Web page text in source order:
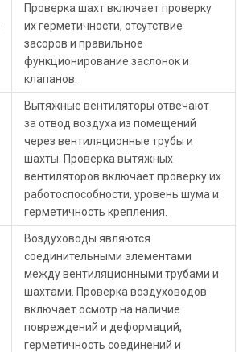
Проверка шахт включает проверку
их герметичности, отсутствие
засоров и правильное
функционирование заслонок и
клапанов.
Вытяжные вентиляторы отвечают
за отвод воздуха из помещений
через вентиляционные трубы и
шахты. Проверка вытяжных
вентиляторов включает проверку их
работоспособности, уровень шума и
герметичность крепления.
Воздуховоды являются
соединительными элементами
между вентиляционными трубами и
шахтами. Проверка воздуховодов
включает осмотр на наличие
повреждений и деформаций,
герметичность соединений и